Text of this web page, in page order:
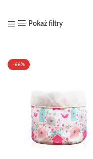
Pokaż filtry
-66%